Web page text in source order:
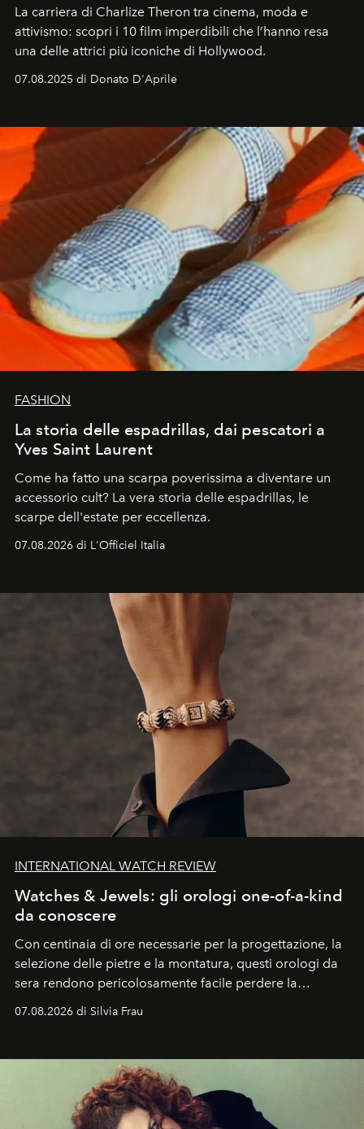
La carriera di Charlize Theron tra cinema, moda e
attivismo: scopri i 10 film imperdibili che l’hanno resa
una delle attrici più iconiche di Hollywood.
07.08.2025 di Donato D'Aprile
FASHION
La storia delle espadrillas, dai pescatori a
Yves Saint Laurent
Come ha fatto una scarpa poverissima a diventare un
accessorio cult? La vera storia delle espadrillas, le
scarpe dell'estate per eccellenza.
07.08.2026 di L'Officiel Italia
INTERNATIONAL WATCH REVIEW
Watches & Jewels: gli orologi one-of-a-kind
da conoscere
Con centinaia di ore necessarie per la progettazione, la
selezione delle pietre e la montatura, questi orologi da
sera rendono pericolosamente facile perdere la
cognizione del tempo. Ma con quadranti così
07.08.2026 di Silvia Frau